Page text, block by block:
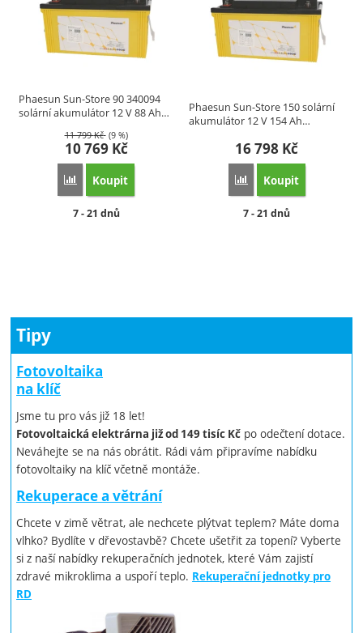
Phaesun Sun-Store 90 340094
solární akumulátor 12 V 88 Ah…
11 799Kč (9 %)
10 769 Kč
Přidat 'Baterie Phaesun 90 | Sun-Store solární akumulátor
Koupit
Dostupnost:
7 - 21 dnů
Phaesun Sun-Store 150 solární
akumulátor 12 V 154 Ah…
16 798 Kč
Přidat 'Baterie
Koupit
Dostupnost:
7 - 21 dnů
Tipy
Fotovoltaika
na klíč
Jsme tu pro vás již 18 let!
Fotovoltaická elektrárna již od 149 tisíc Kč po odečtení dotace.
Neváhejte se na nás obrátit. Rádi vám připravíme nabídku
fotovoltaiky na klíč včetně montáže.
Rekuperace a větrání
Chcete v zimě větrat, ale nechcete plýtvat teplem? Máte doma
vlhko? Bydlíte v dřevostavbě? Chcete ušetřit za topení? Vyberte
si z naší nabídky rekuperačních jednotek, které Vám zajistí
zdravé mikroklima a uspoří teplo. Rekuperační jednotky pro
RD